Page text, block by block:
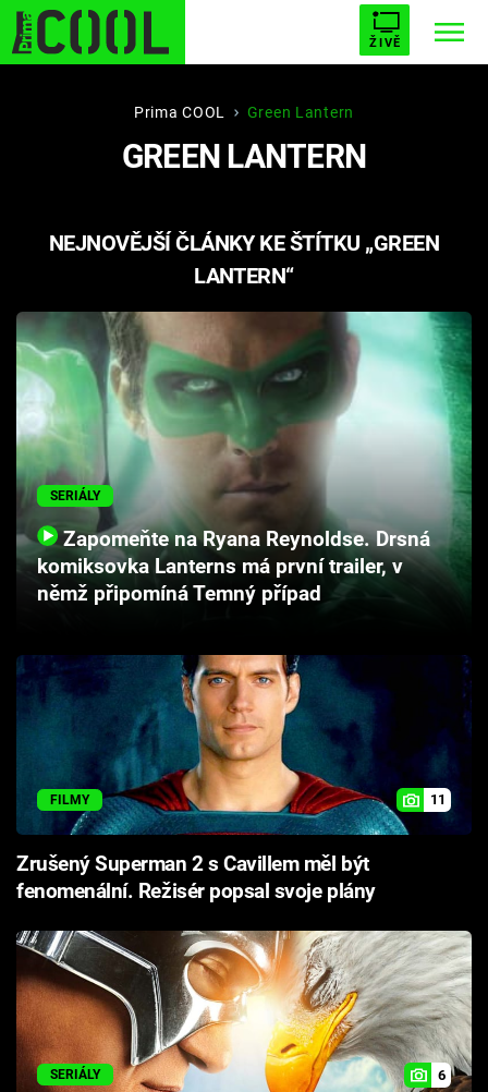
ŽIVĚ
STARHOUSE BUFFY, PŘEMOŽITELKA UPÍRŮ
PLNEJ KOTEL AVENGERS 5
Filmy
Seriály
Hry
Cool Esport
Pořady
Sledujte prima+
Přihlášení
Sledujte nás
Prima COOL Green Lantern
GREEN LANTERN
NEJNOVĚJŠÍ ČLÁNKY KE ŠTÍTKU „GREEN
LANTERN“
SERIÁLY
Zapomeňte na Ryana Reynoldse. Drsná
komiksovka Lanterns má první trailer, v
němž připomíná Temný případ
FILMY 11
Zrušený Superman 2 s Cavillem měl být
fenomenální. Režisér popsal svoje plány
SERIÁLY 6